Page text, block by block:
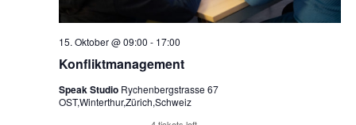
Konfliktmanagement
15. Oktober @ 09:00 - 17:00
Speak Studio Rychenbergstrasse 67
OST,Winterthur,Zürich,Schweiz